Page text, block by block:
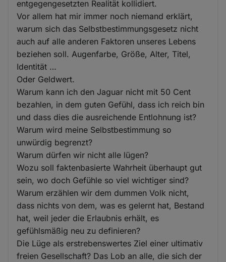
entgegengesetzten Realität kollidiert.
Vor allem hat mir immer noch niemand erklärt,
warum sich das Selbstbestimmungsgesetz nicht
auch auf alle anderen Faktoren unseres Lebens
beziehen soll. Augenfarbe, Größe, Alter, Titel,
Identität …
Oder Geldwert.
Warum kann ich den Jaguar nicht mit 50 Cent
bezahlen, in dem guten Gefühl, dass ich reich bin
und dass dies die ausreichende Entlohnung ist?
Warum wird meine Selbstbestimmung so
unwürdig begrenzt?
Warum dürfen wir nicht alle lügen?
Wozu soll faktenbasierte Wahrheit überhaupt gut
sein, wo doch Gefühle so viel wichtiger sind?
Warum erzählen wir dem dummen Volk nicht,
dass nichts von dem, was es gelernt hat, Bestand
hat, weil jeder die Erlaubnis erhält, es
gefühlsmäßig neu zu definieren?
Die Lüge als erstrebenswertes Ziel einer ultimativ
freien Gesellschaft? Das Lob an alle, die sich der